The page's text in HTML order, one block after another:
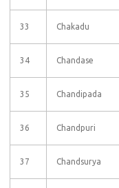
33 Chakadu
34 Chandase
35 Chandipada
36 Chandpuri
37 Chandsurya